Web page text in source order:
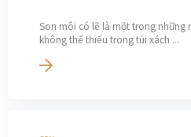
Son môi có lẽ là một trong những
không thể thiếu trong túi xách ...